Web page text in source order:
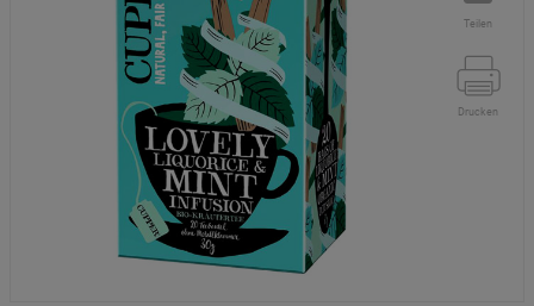
Teilen
Drucken